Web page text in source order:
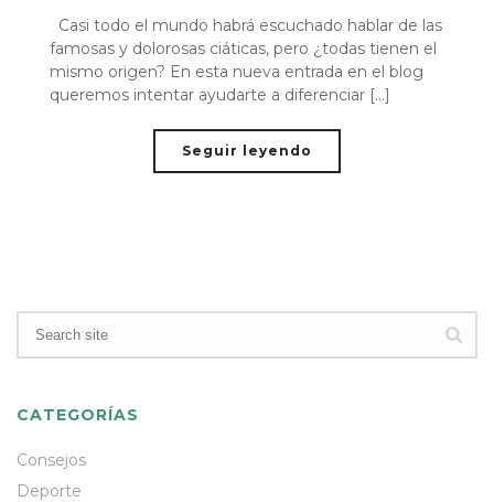
Casi todo el mundo habrá escuchado hablar de las
famosas y dolorosas ciáticas, pero ¿todas tienen el
mismo origen? En esta nueva entrada en el blog
queremos intentar ayudarte a diferenciar [...]
Seguir leyendo
CATEGORÍAS
Consejos
Deporte